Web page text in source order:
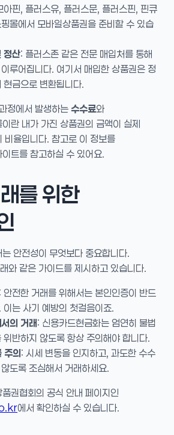
아핀, 플러스유, 플러스문, 플러스핀, 핀큐
몰에서 모바일상품권을 준비할 수 있습
정산: 플러스존 같은 전문 매입처를 통해
루어집니다. 여기서 매입한 상품권은 정
현금으로 변환됩니다.
정에서 발생하는 수수료와
란 내가 가진 상품권의 금액이 실제
비율입니다. 참고로 이 정보를
이트를 참고하실 수 있어요.
를 위한
안전성이 무엇보다 중요합니다.
와 같은 가이드를 제시하고 있습니다.
: 안전한 거래를 위해서는 본인인증이 반드
이는 사기 예방의 첫걸음이죠.
의 거래: 신용카드현금화는 엄연히 불법
위반하지 않도록 항상 주의해야 합니다.
주의: 시세 변동을 인지하고, 과도한 수수
도록 조심해서 거래하세요.
권협회의 공식 안내 페이지인
에서 확인하실 수 있습니다.